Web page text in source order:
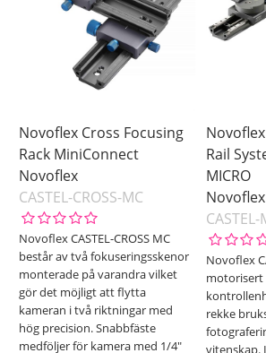
Novoflex Cross Focusing
Rack MiniConnect
Novoflex
CASTEL-CROSS-MC
Novoflex CASTEL-CROSS MC
består av två fokuseringsskenor
monterade på varandra vilket
gör det möjligt att flytta
kameran i två riktningar med
hög precision. Snabbfäste
medföljer för kamera med 1/4"
Rail
MICRO
Novoflex
CASTEL-
Novoflex
motorisert
rekke
vitenskap.